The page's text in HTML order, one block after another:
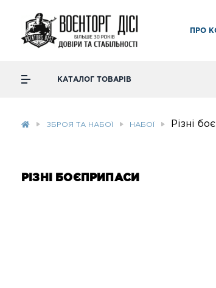
ПРО
КАТАЛОГ ТОВАРІВ
ЗБРОЯ ТА НАБОЇ НАБОЇ Різні
РІЗНІ БОЄПРИПАСИ